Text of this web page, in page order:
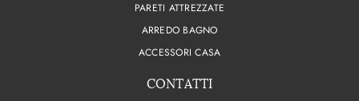
PARETI ATTREZZATE
ARREDO BAGNO
ACCESSORI CASA
CONTATTI